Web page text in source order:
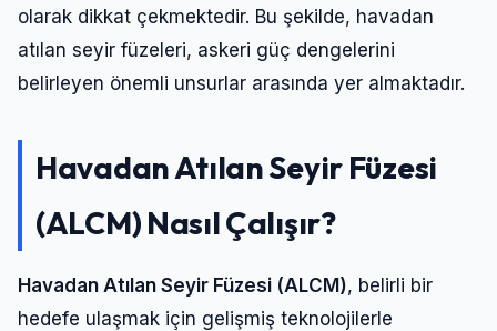
olarak dikkat çekmektedir. Bu şekilde, havadan
atılan seyir füzeleri, askeri güç dengelerini
belirleyen önemli unsurlar arasında yer almaktadır.
Havadan Atılan Seyir Füzesi
(ALCM) Nasıl Çalışır?
Havadan Atılan Seyir Füzesi (ALCM), belirli bir
hedefe ulaşmak için gelişmiş teknolojilerle